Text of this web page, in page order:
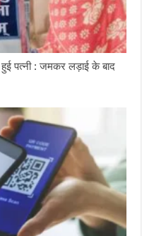
पत्नी : जमकर लड़ाई के बाद